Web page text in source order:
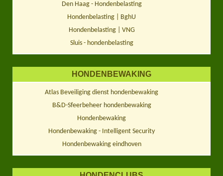
Den Haag - Hondenbelasting
Hondenbelasting | BghU
Hondenbelasting | VNG
Sluis - hondenbelasting
HONDENBEWAKING
Atlas Beveiliging dienst hondenbewaking
B&D-Sfeerbeheer hondenbewaking
Hondenbewaking
Hondenbewaking - Intelligent Security
Hondenbewaking eindhoven